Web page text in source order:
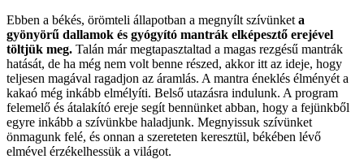
Ebben a békés, örömteli állapotban a megnyílt szívünket a
gyönyörű dallamok és gyógyító mantrák elképesztő erejével
töltjük meg. Talán már megtapasztaltad a magas rezgésű mantrák
hatását, de ha még nem volt benne részed, akkor itt az ideje, hogy
teljesen magával ragadjon az áramlás. A mantra éneklés élményét a
kakaó még inkább elmélyíti. Belső utazásra indulunk. A program
felemelő és átalakító ereje segít bennünket abban, hogy a fejünkből
egyre inkább a szívünkbe haladjunk. Megnyissuk szívünket
önmagunk felé, és onnan a szereteten keresztül, békében lévő
elmével érzékelhessük a világot.